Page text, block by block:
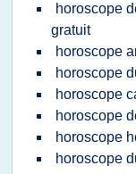
horoscope
gratuit
horoscope
horoscope
horoscope
horoscope
horoscope
horoscope